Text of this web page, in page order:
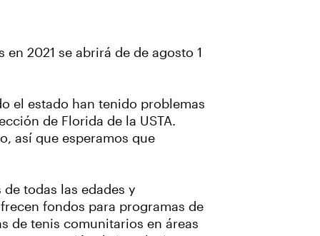
2021 se abrirá de de agosto 1
el estado han tenido problemas
de Florida de la USTA.
así que esperamos que
todas las edades y
fondos para programas de
de tenis comunitarios en áreas